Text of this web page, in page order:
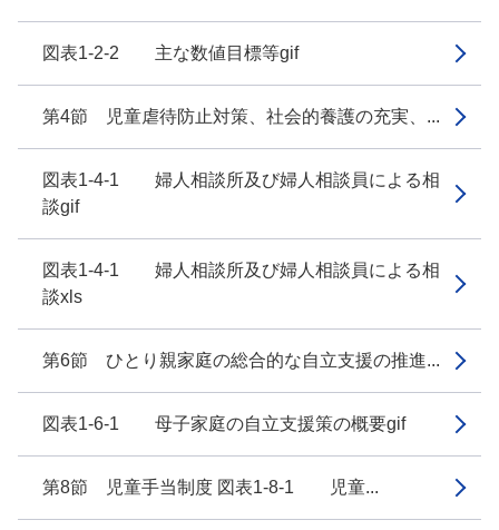
図表1-2-2 主な数値目標等gif
第4節 児童虐待防止対策、社会的養護の充実、...
図表1-4-1 婦人相談所及び婦人相談員による相
談gif
図表1-4-1 婦人相談所及び婦人相談員による相
談xls
第6節 ひとり親家庭の総合的な自立支援の推進...
図表1-6-1 母子家庭の自立支援策の概要gif
第8節 児童手当制度 図表1-8-1 児童...